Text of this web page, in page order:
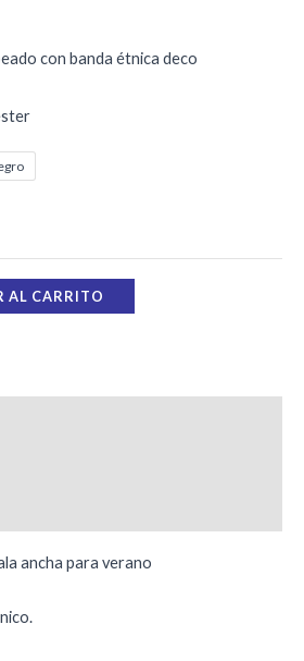
con banda étnica deco
AL CARRITO
ancha para verano